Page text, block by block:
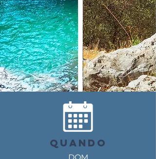
QUANDO